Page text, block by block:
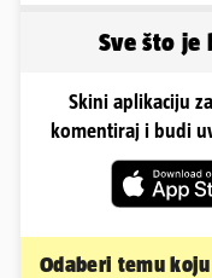
Sve što
Skini aplikaciju
komentiraj i budi
Odaberi temu